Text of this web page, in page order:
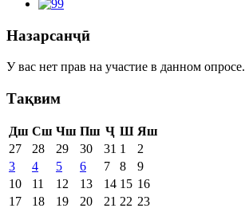
Назарсанҷӣ
У вас нет прав на участие в данном опросе.
Тақвим
Дш Сш Чш Пш Ҷ Ш Яш
27
28 29 30 31 1
2
3
4 5 6 7 8
9
10
11 12 13 14 15 16
17
18 19 20 21 22 23